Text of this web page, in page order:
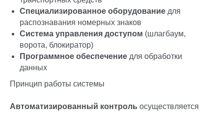
Специализированное оборудование для
распознавания номерных знаков
Система управления доступом (шлагбаум,
ворота, блокиратор)
Программное обеспечение для обработки
данных
Принцип работы системы
Автоматизированный контроль осуществляется